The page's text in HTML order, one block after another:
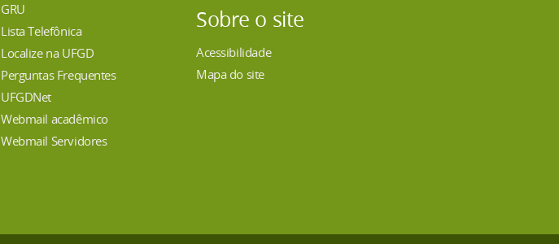
GRU
Lista Telefônica
Localize na UFGD
Perguntas Frequentes
UFGDNet
Webmail acadêmico
Webmail Servidores
Sobre o site
Acessibilidade
Mapa do site